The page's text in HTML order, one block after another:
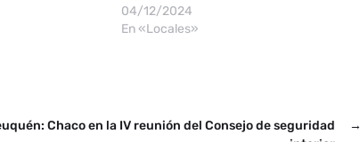
total de 3062
participar
de los 180 titulares y los 60 suplentes
que fueron favorecidos para acceder al
04/12/2024
En «Locales»
→
Chaco en la IV reunión del Consejo de seguridad